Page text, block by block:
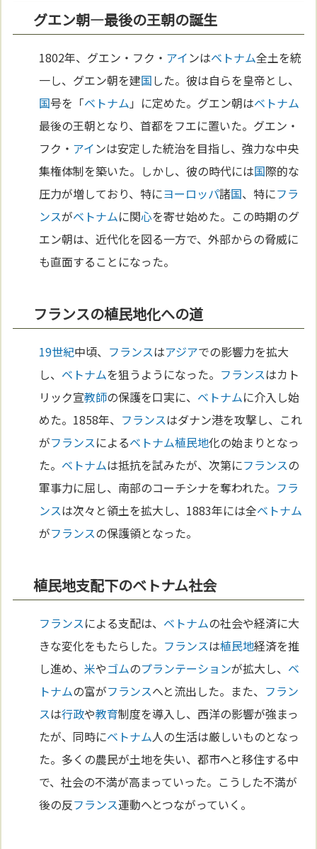
グエン朝—最後の王朝の誕生
1802年、グエン・フク・ アインはベトナム全土を統
一し、グエン朝を建国した。彼は自らを皇帝とし、
国号を「ベトナム 」に定めた。グエン朝はベトナム
最後の王朝となり、首都をフエに置いた。グエン・
フク・ アインは安定した統治を目指し、強力な中央
集権体制を築いた。しかし、彼の時代には国際的な
圧力が増しており、特にヨーロッパ諸国、特にフラ
ンスがベトナムに関心を寄せ始めた。この時期のグ
エン朝は、近代化を図る一方で、外部からの脅威に
も直面することになった。
フランスの植民地化への道
19世紀中頃、 フランスはアジアでの影響力を拡大
し、 ベトナムを狙うようになった。 フランスはカト
リック宣教師の保護を口実に、 ベトナムに介入し始
めた。1858年、 フランスはダナン港を攻撃し、これ
がフランスによるベトナム植民地化の始まりとなっ
た。 ベトナムは抵抗を試みたが、次第にフランスの
軍事力に屈し、南部のコーチシナを奪われた。 フラ
ンスは次々と領土を拡大し、1883年には全ベトナム
がフランスの保護領となった。
植民地支配下のベトナム社会
フランスによる支配は、 ベトナムの社会や経済に大
きな変化をもたらした。 フランスは植民地経済を推
し進め、米やゴムのプランテーションが拡大し、 ベ
トナムの富がフランスへと流出した。また、 フラン
スは行政や教育制度を導入し、西洋の影響が強まっ
たが、同時にベトナム人の生活は厳しいものとなっ
た。多くの農民が土地を失い、都市へと移住する中
で、社会の不満が高まっていった。こうした不満が
後の反フランス運動へとつながっていく。